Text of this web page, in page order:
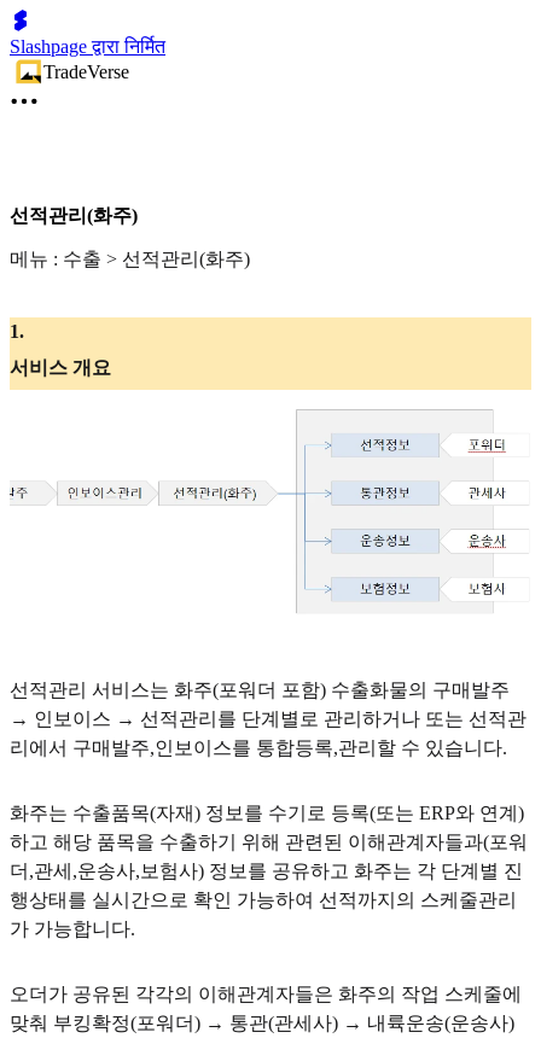
Slashpage द्वारा निर्मित
TradeVerse
선적관리(화주)
메뉴 : 수출 > 선적관리(화주)
1.
서비스 개요
선적관리 서비스는 화주(포워더 포함) 수출화물의 구매발주
→ 인보이스 → 선적관리를 단계별로 관리하거나 또는 선적관
리에서 구매발주,인보이스를 통합등록,관리할 수 있습니다.
화주는 수출품목(자재) 정보를 수기로 등록(또는 ERP와 연계)
하고 해당 품목을 수출하기 위해 관련된 이해관계자들과(포워
더,관세,운송사,보험사) 정보를 공유하고 화주는 각 단계별 진
행상태를 실시간으로 확인 가능하여 선적까지의 스케줄관리
가 가능합니다.
오더가 공유된 각각의 이해관계자들은 화주의 작업 스케줄에
맞춰 부킹확정(포워더) → 통관(관세사) → 내륙운송(운송사)